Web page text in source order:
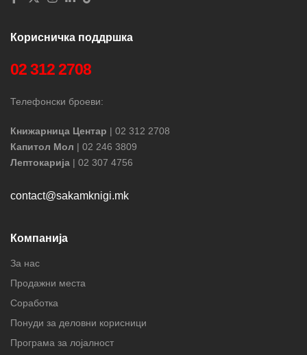
Корисничка поддршка
02 312 2708
Телефонски броеви:
Книжарница Центар | 02 312 2708
Капитол Мол | 02 246 3809
Лептокарија | 02 307 4756
contact@sakamknigi.mk
Компанија
За нас
Продажни места
Соработка
Понуди за деловни корисници
Програма за лојалност